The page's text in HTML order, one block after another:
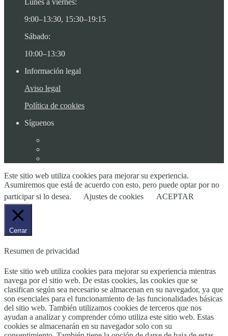
Lunes a viernes:
9:00–13:30, 15:30–19:15
Sábado:
10:00–13:30
Información legal
Aviso legal
Política de cookies
Síguenos
Este sitio web utiliza cookies para mejorar su experiencia.
Asumiremos que está de acuerdo con esto, pero puede optar por no
participar si lo desea.
Ajustes de cookies ACEPTAR
Cerrar
Resumen de privacidad
Este sitio web utiliza cookies para mejorar su experiencia mientras
navega por el sitio web. De estas cookies, las cookies que se
clasifican según sea necesario se almacenan en su navegador, ya que
son esenciales para el funcionamiento de las funcionalidades básicas
del sitio web. También utilizamos cookies de terceros que nos
ayudan a analizar y comprender cómo utiliza este sitio web. Estas
cookies se almacenarán en su navegador solo con su